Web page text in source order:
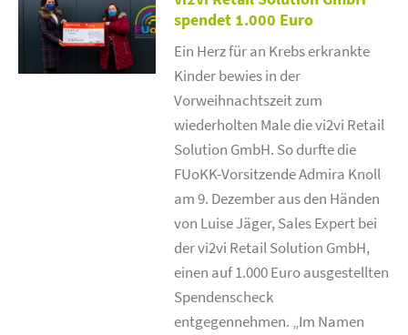
spendet 1.000 Euro
Ein Herz für an Krebs erkrankte
Kinder bewies in der
Vorweihnachtszeit zum
wiederholten Male die vi2vi Retail
Solution GmbH. So durfte die
FUoKK-Vorsitzende Admira Knoll
am 9. Dezember aus den Händen
von Luise Jäger, Sales Expert bei
der vi2vi Retail Solution GmbH,
einen auf 1.000 Euro ausgestellten
Spendenscheck
entgegennehmen. „Im Namen